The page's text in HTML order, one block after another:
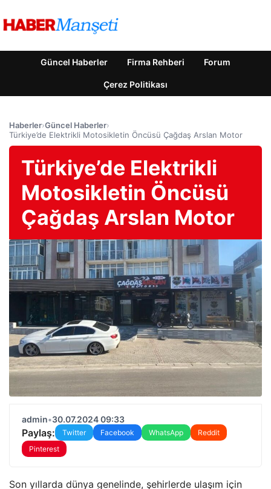
Güncel Haberler Firma Rehberi Forum
Çerez Politikası
Haberler›Güncel Haberler›
Türkiye’de Elektrikli Motosikletin Öncüsü Çağdaş Arslan Motor
Türkiye’de Elektrikli
Motosikletin Öncüsü
Çağdaş Arslan Motor
admin•30.07.2024 09:33
Paylaş: Twitter Facebook WhatsApp
Reddit
Pinterest
Son yıllarda dünya genelinde, şehirlerde ulaşım için